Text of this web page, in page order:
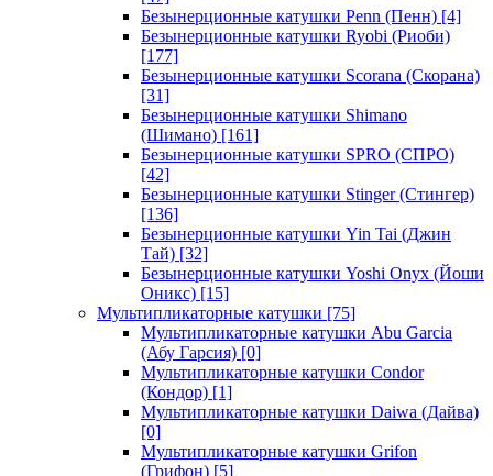
Безынерционные катушки Penn (Пенн) [4]
Безынерционные катушки Ryobi (Риоби)
[177]
Безынерционные катушки Scorana (Скорана)
[31]
Безынерционные катушки Shimano
(Шимано) [161]
Безынерционные катушки SPRO (СПРО)
[42]
Безынерционные катушки Stinger (Стингер)
[136]
Безынерционные катушки Yin Tai (Джин
Тай) [32]
Безынерционные катушки Yoshi Onyx (Йоши
Оникс) [15]
Мультипликаторные катушки [75]
Мультипликаторные катушки Abu Garcia
(Абу Гарсия) [0]
Мультипликаторные катушки Condor
(Кондор) [1]
Мультипликаторные катушки Daiwa (Дайва)
[0]
Мультипликаторные катушки Grifon
(Грифон) [5]